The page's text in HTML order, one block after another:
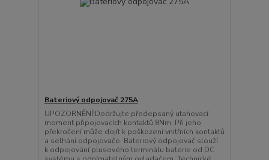
Bateriový odpojovač 275A
UPOZORNĚNÍ!Dodržujte předepsaný utahovací
moment připojovacích kontaktů 8Nm. Při jeho
překročení může dojít k poškození vnitřních kontaktů
a selhání odpojovače. Bateriový odpojovač slouží
k odpojování plusového terminálu baterie od DC